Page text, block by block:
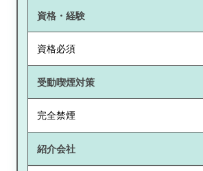
資格・経験
資格必須
受動喫煙対策
完全禁煙
紹介会社